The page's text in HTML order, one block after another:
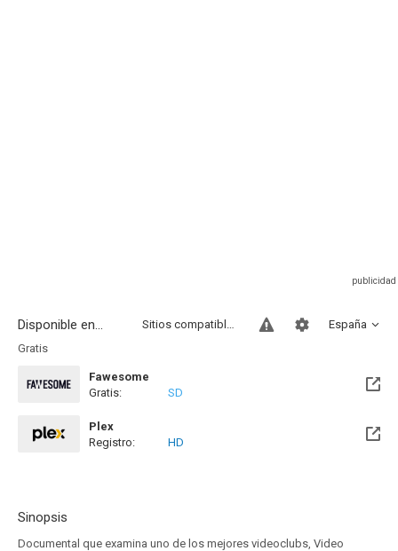
Disponible en... España
Sitios compatibles
Gratis
Fawesome
Gratis:
SD
Plex
Registro:
HD
Sinopsis
Documental que examina uno de los mejores videoclubs, Video